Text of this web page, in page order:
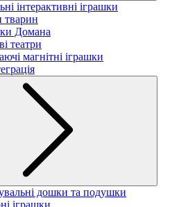
інтерактивні іграшки
тварин
Домана
театри
магнітні іграшки
дошки та подушки
іграшки